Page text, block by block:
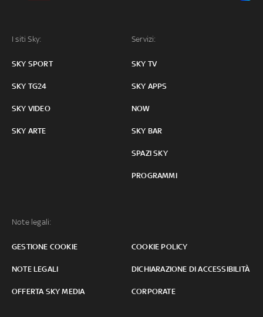
I siti Sky:
SKY SPORT
SKY TG24
SKY VIDEO
SKY ARTE
Servizi:
SKY TV
SKY APPS
NOW
SKY BAR
SPAZI SKY
PROGRAMMI
Note legali:
GESTIONE COOKIE COOKIE POLICY
NOTE LEGALI DICHIARAZIONE DI ACCESSIBILITÀ
OFFERTA SKY MEDIA CORPORATE